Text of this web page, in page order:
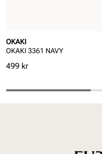
OKAKI
OKAKI 3361 NAVY
Pris
499 kr